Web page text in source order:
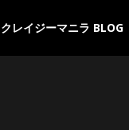
クレイジーマニラ BLOG